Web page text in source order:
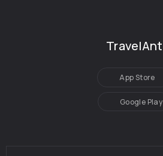
TravelAnt
App Store
Google Play